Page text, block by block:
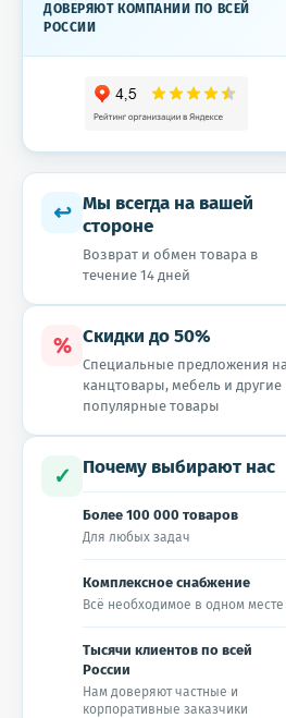
ДОВЕРЯЮТ КОМПАНИИ ПО ВСЕЙ
РОССИИ
↩ Мы всегда на вашей
стороне
Возврат и обмен товара в
течение 14 дней
% Скидки до 50%
Специальные предложения
канцтовары, мебель и другие
популярные товары
✓ Почему выбирают нас
Более 100 000 товаров
Для любых задач
Комплексное снабжение
Всё необходимое в одном месте
Тысячи клиентов по всей
России
Нам доверяют частные и
корпоративные заказчики